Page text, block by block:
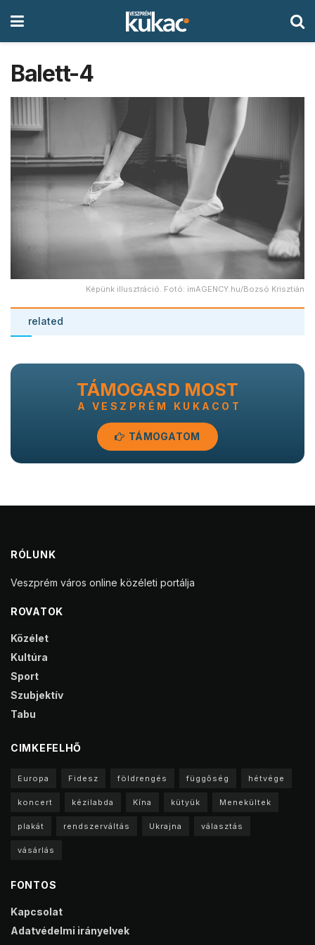
Balett-4
Képünk illusztráció. Fotó: imAGENCY.hu/Bozsó Krisztián
related
TÁMOGASD MOST
A VESZPRÉM KUKACOT
TÁMOGATOM
RÓLUNK
Veszprém város online közéleti portálja
ROVATOK
Közélet
Kultúra
Sport
Szubjektív
Tabu
CIMKEFELHŐ
Europa Fidesz földrengés függőség hétvége
koncert kézilabda Kína kütyük Menekültek
plakát rendszerváltás Ukrajna választás
vásárlás
FONTOS
Kapcsolat
Adatvédelmi irányelvek